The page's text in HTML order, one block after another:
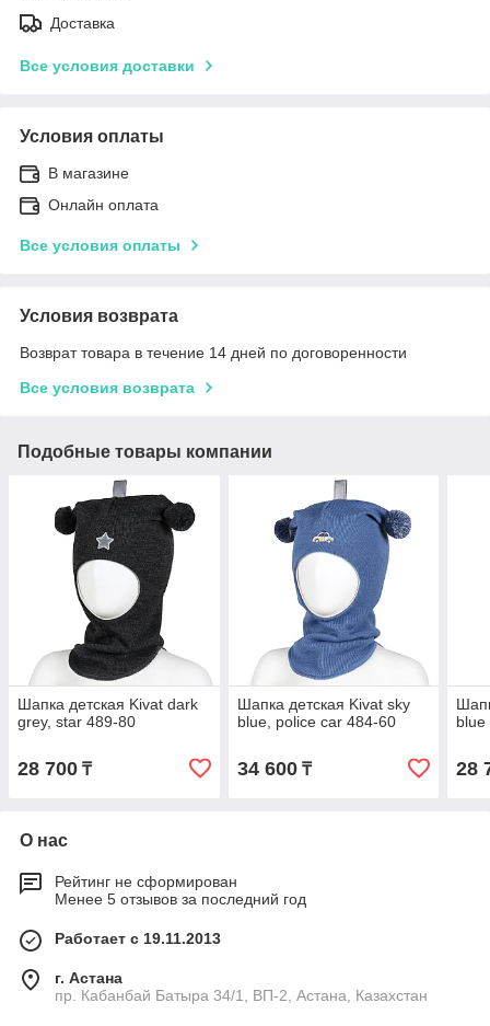
Доставка
Все условия доставки
Условия оплаты
В магазине
Онлайн оплата
Все условия оплаты
Условия возврата
Возврат товара в течение 14 дней по договоренности
Все условия возврата
Подобные товары компании
Шапка детская Kivat dark
grey, star 489-80
28 700 ₸
Шапка детская Kivat sky
blue, police car 484-60
34 600₸
blue
28
О нас
Рейтинг не сформирован
Менее 5 отзывов за последний год
Работает с 19.11.2013
г. Астана
пр. Кабанбай Батыра 34/1, ВП-2, Астана, Казахстан